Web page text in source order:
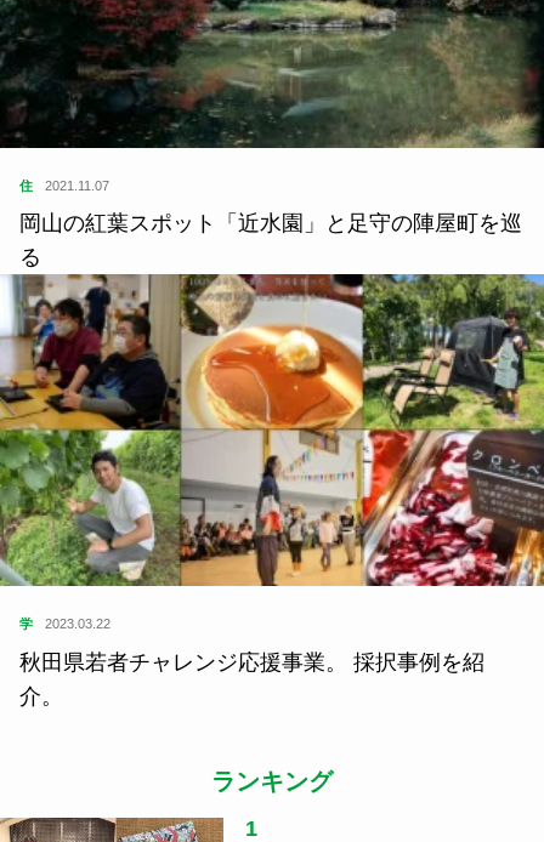
住 2021.11.07
岡山の紅葉スポット「近水園」と足守の陣屋町を巡
る
学 2023.03.22
秋田県若者チャレンジ応援事業。 採択事例を紹
介。
ランキング
1